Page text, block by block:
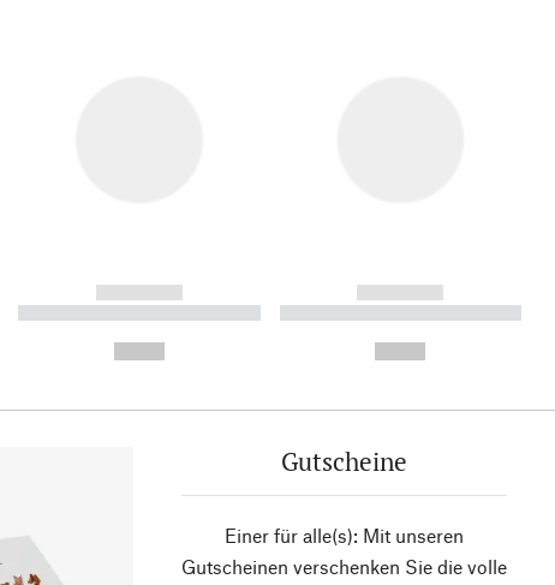
------------
----------- ----------- ----------
------------
----------- ----------- ----------
Gutscheine
Einer für alle(s): Mit unseren
Gutscheinen verschenken Sie die volle